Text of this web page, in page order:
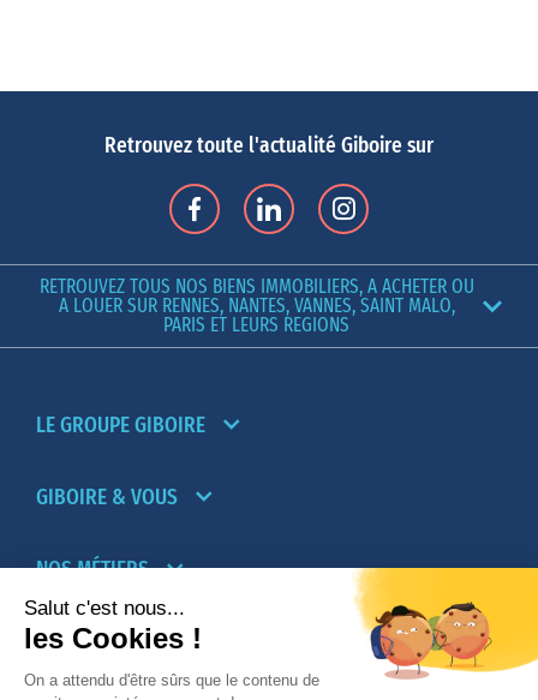
Retrouvez toute l'actualité Giboire sur
RETROUVEZ TOUS NOS BIENS IMMOBILIERS, A ACHETER OU
A LOUER SUR RENNES, NANTES, VANNES, SAINT MALO,
PARIS ET LEURS REGIONS
LE GROUPE GIBOIRE
GIBOIRE & VOUS
NOS MÉTIERS
PARTENAIRES